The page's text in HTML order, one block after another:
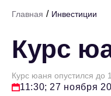
Главная / Инвестиции
Курс
Курс юаня опустился до
11:30; 27 ноября